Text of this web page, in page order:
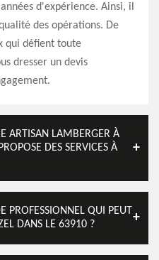
d'expérience. Ainsi, il
des opérations. De
qui défient toute
dresser un devis
ARTISAN LAMBERGER À
DES SERVICES À
PROFESSIONNEL QUI PEUT
DANS LE 63910 ?